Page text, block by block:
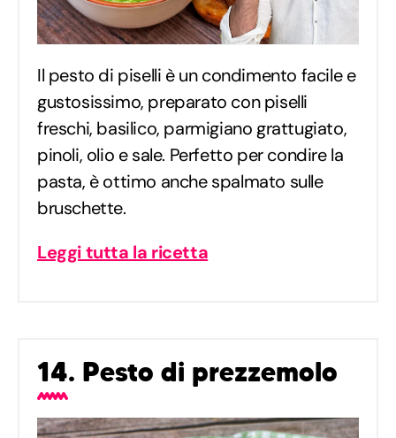
Il pesto di piselli è un condimento facile e
gustosissimo, preparato con piselli
freschi, basilico, parmigiano grattugiato,
pinoli, olio e sale. Perfetto per condire la
pasta, è ottimo anche spalmato sulle
bruschette.
Leggi tutta la ricetta
14. Pesto di prezzemolo